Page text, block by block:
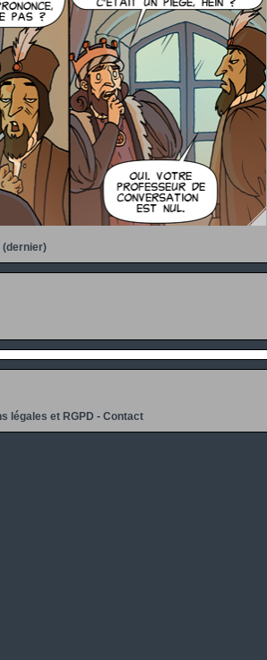
(dernier)
légales et RGPD - Contact